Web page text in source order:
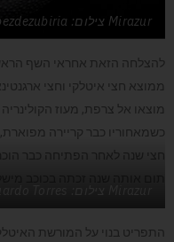
Mirazur צילום: lopezdezubiria
ממוצא חצי איטלקי וחצי
כשמאחוריו כבר קריירה
חצי שנה לאחר הפתיחה כבר
התפריט בנוי על המורשת